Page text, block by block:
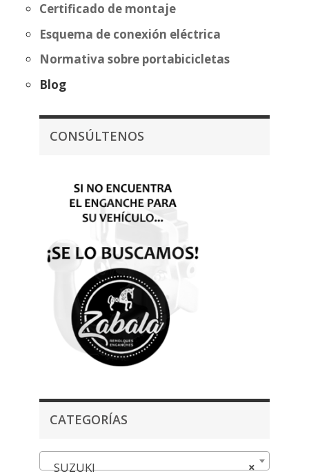
Certificado de montaje
Esquema de conexión eléctrica
Normativa sobre portabicicletas
Blog
CONSÚLTENOS
CATEGORÍAS
×
SUZUKI